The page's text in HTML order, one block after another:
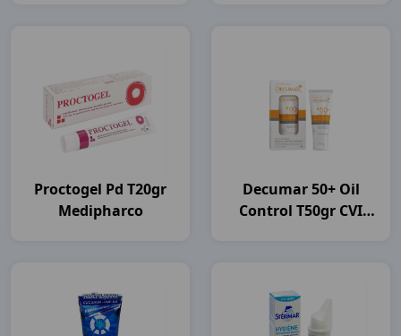
Proctogel Pd T20gr
Medipharco
Decumar 50+ Oil
Control T50gr CVI